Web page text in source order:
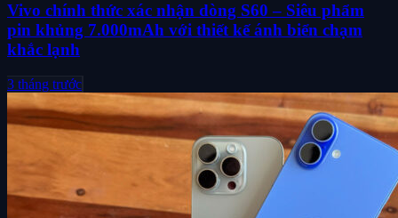
Vivo chính thức xác nhận dòng S60 – Siêu phẩm
pin khủng 7.000mAh với thiết kế ánh biển chạm
khắc lạnh
3 tháng trước